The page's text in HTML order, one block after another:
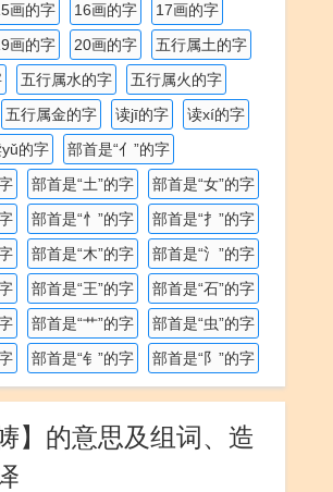
画的字 16画的字
17画的字
画的字 20画的字
五行属土的字
五行属水的字
五行属火的字
五行属金的字 读jī的字
读xí的字
的字
部首是“亻”的字
部首是“土”的字
部首是“女”的字
部首是“忄”的字
部首是“扌”的字
部首是“木”的字
部首是“氵”的字
部首是“王”的字
部首是“石”的字
部首是“艹”的字
部首是“虫”的字
部首是“钅”的字 部首是“阝”的字
】的意思及组词、造